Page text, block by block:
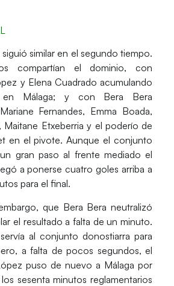
similar en el segundo tiempo.
compartían el dominio, con
y Elena Cuadrado acumulando
en Málaga; y con Bera Bera
Fernandes, Emma Boada,
Maitane Etxeberria y el poderío de
en el pivote. Aunque el conjunto
gran paso al frente mediado el
a ponerse cuatro goles arriba a
para el final.
que Bera Bera neutralizó
el resultado a falta de un minuto.
al conjunto donostiarra para
a falta de pocos segundos, el
puso de nuevo a Málaga por
sesenta minutos reglamentarios